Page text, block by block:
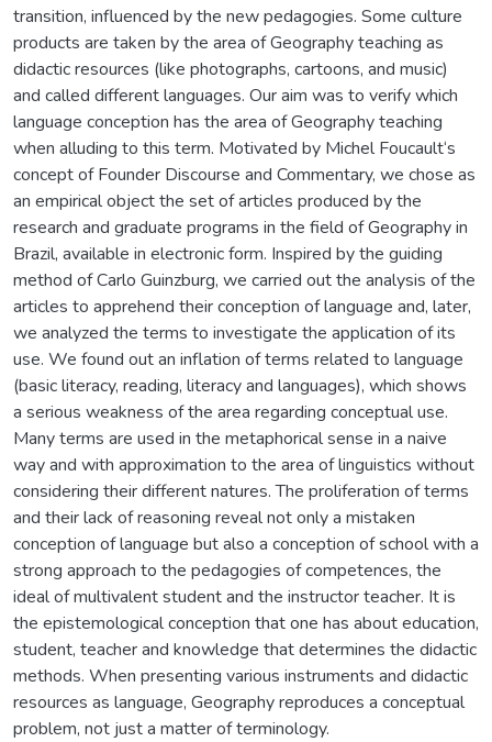
transition, influenced by the new pedagogies. Some culture
products are taken by the area of Geography teaching as
didactic resources (like photographs, cartoons, and music)
and called different languages. Our aim was to verify which
language conception has the area of Geography teaching
when alluding to this term. Motivated by Michel Foucault‘s
concept of Founder Discourse and Commentary, we chose as
an empirical object the set of articles produced by the
research and graduate programs in the field of Geography in
Brazil, available in electronic form. Inspired by the guiding
method of Carlo Guinzburg, we carried out the analysis of the
articles to apprehend their conception of language and, later,
we analyzed the terms to investigate the application of its
use. We found out an inflation of terms related to language
(basic literacy, reading, literacy and languages), which shows
a serious weakness of the area regarding conceptual use.
Many terms are used in the metaphorical sense in a naive
way and with approximation to the area of linguistics without
considering their different natures. The proliferation of terms
and their lack of reasoning reveal not only a mistaken
conception of language but also a conception of school with a
strong approach to the pedagogies of competences, the
ideal of multivalent student and the instructor teacher. It is
the epistemological conception that one has about education,
student, teacher and knowledge that determines the didactic
methods. When presenting various instruments and didactic
resources as language, Geography reproduces a conceptual
problem, not just a matter of terminology.